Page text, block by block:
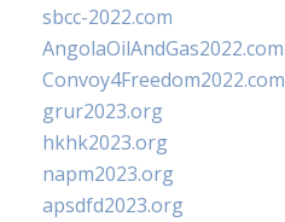
sbcc-2022.com
AngolaOilAndGas2022.com
Convoy4Freedom2022.com
grur2023.org
hkhk2023.org
napm2023.org
apsdfd2023.org